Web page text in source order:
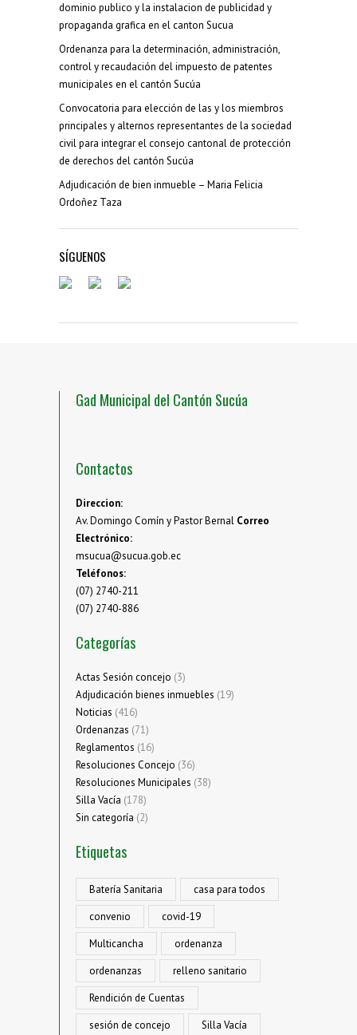
dominio publico y la instalacion de publicidad y
propaganda grafica en el canton Sucua
Ordenanza para la determinación, administración,
control y recaudación del impuesto de patentes
municipales en el cantón Sucúa
Convocatoria para elección de las y los miembros
principales y alternos representantes de la sociedad
civil para integrar el consejo cantonal de protección
de derechos del cantón Sucúa
Adjudicación de bien inmueble – Maria Felicia
Ordoñez Taza
SÍGUENOS
Gad Municipal del Cantón Sucúa
Contactos
Direccion:
Av. Domingo Comín y Pastor Bernal Correo
Electrónico:
msucua@sucua.gob.ec
Teléfonos:
(07) 2740-211
(07) 2740-886
Categorías
Actas Sesión concejo (3)
Adjudicación bienes inmuebles (19)
Noticias (416)
Ordenanzas (71)
Reglamentos (16)
Resoluciones Concejo (36)
Resoluciones Municipales (38)
Silla Vacía (178)
Sin categoría (2)
Etiquetas
Batería Sanitaria
casa para todos
convenio
covid-19
Multicancha
ordenanza
ordenanzas
relleno sanitario
Rendición de Cuentas
sesión de concejo
Silla Vacía